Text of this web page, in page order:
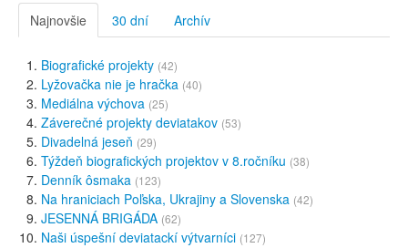
Najnovšie 30 dní Archív
Biografické projekty (42)
Lyžovačka nie je hračka (40)
Mediálna výchova (25)
Záverečné projekty deviatakov (53)
Divadelná jeseň (29)
Týždeň biografických projektov v 8.ročníku (38)
Denník ôsmaka (123)
Na hraniciach Poľska, Ukrajiny a Slovenska (42)
JESENNÁ BRIGÁDA (62)
Naši úspešní deviatackí výtvarníci (127)